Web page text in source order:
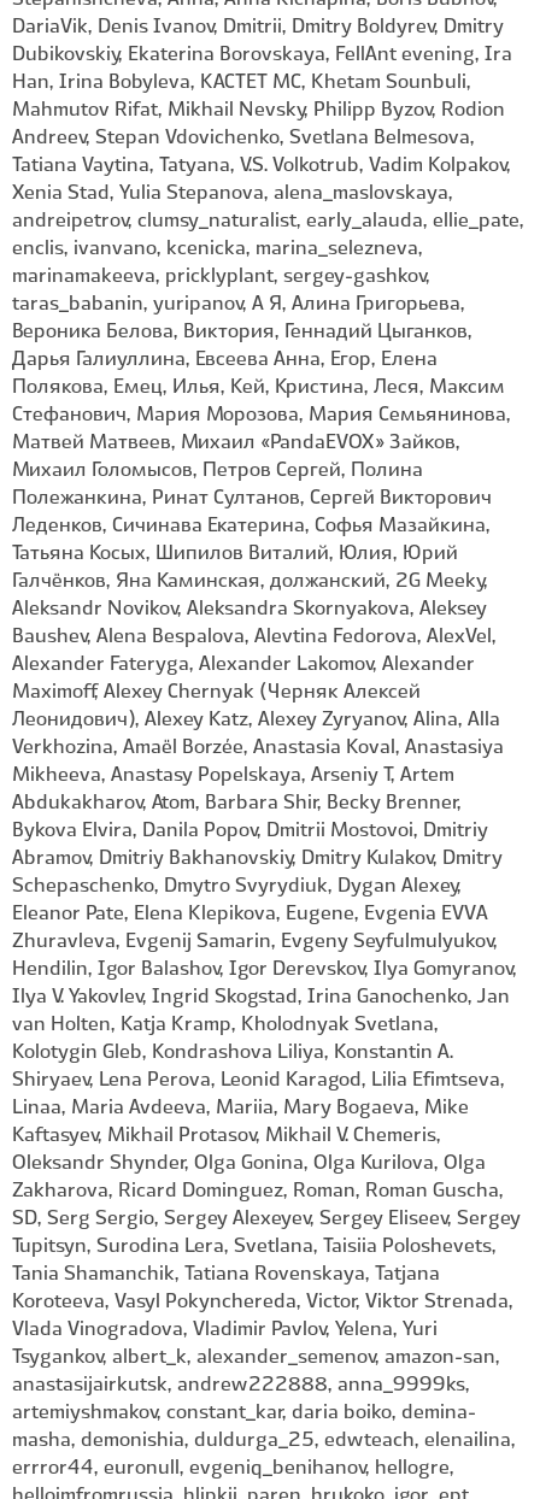
DariaVik, Denis Ivanov, Dmitrii, Dmitry Boldyrev, Dmitry
Dubikovskiy, Ekaterina Borovskaya, FellAnt evening, Ira
Han, Irina Bobyleva, KACTET MC, Khetam Sounbuli,
Mahmutov Rifat, Mikhail Nevsky, Philipp Byzov, Rodion
Andreev, Stepan Vdovichenko, Svetlana Belmesova,
Tatiana Vaytina, Tatyana, V.S. Volkotrub, Vadim Kolpakov,
Xenia Stad, Yulia Stepanova, alena_maslovskaya,
andreipetrov, clumsy_naturalist, early_alauda, ellie_pate,
enclis, ivanvano, kcenicka, marina_selezneva,
marinamakeeva, pricklyplant, sergey-gashkov,
taras_babanin, yuripanov, А Я, Алина Григорьева,
Вероника Белова, Виктория, Геннадий Цыганков,
Дарья Галиуллина, Евсеева Анна, Егор, Елена
Полякова, Емец, Илья, Кей, Кристина, Леся, Максим
Стефанович, Мария Морозова, Мария Семьянинова,
Матвей Матвеев, Михаил «PandaEVOX» Зайков,
Михаил Голомысов, Петров Сергей, Полина
Полежанкина, Ринат Султанов, Сергей Викторович
Леденков, Сичинава Екатерина, Софья Мазайкина,
Татьяна Косых, Шипилов Виталий, Юлия, Юрий
Галчёнков, Яна Каминская, должанский, 2G Meeky,
Aleksandr Novikov, Aleksandra Skornyakova, Aleksey
Baushev, Alena Bespalova, Alevtina Fedorova, AlexVel,
Alexander Fateryga, Alexander Lakomov, Alexander
Maximoff, Alexey Chernyak (Черняк Алексей
Леонидович), Alexey Katz, Alexey Zyryanov, Alina, Alla
Verkhozina, Amaël Borzée, Anastasia Koval, Anastasiya
Mikheeva, Anastasy Popelskaya, Arseniy T, Artem
Abdukakharov, Atom, Barbara Shir, Becky Brenner,
Bykova Elvira, Danila Popov, Dmitrii Mostovoi, Dmitriy
Abramov, Dmitriy Bakhanovskiy, Dmitry Kulakov, Dmitry
Schepaschenko, Dmytro Svyrydiuk, Dygan Alexey,
Eleanor Pate, Elena Klepikova, Eugene, Evgenia EVVA
Zhuravleva, Evgenij Samarin, Evgeny Seyfulmulyukov,
Hendilin, Igor Balashov, Igor Derevskov, Ilya Gomyranov,
Ilya V. Yakovlev, Ingrid Skogstad, Irina Ganochenko, Jan
van Holten, Katja Kramp, Kholodnyak Svetlana,
Kolotygin Gleb, Kondrashova Liliya, Konstantin A.
Shiryaev, Lena Perova, Leonid Karagod, Lilia Efimtseva,
Linaa, Maria Avdeeva, Mariia, Mary Bogaeva, Mike
Kaftasyev, Mikhail Protasov, Mikhail V. Chemeris,
Oleksandr Shynder, Olga Gonina, Olga Kurilova, Olga
Zakharova, Ricard Dominguez, Roman, Roman Guscha,
SD, Serg Sergio, Sergey Alexeyev, Sergey Eliseev, Sergey
Tupitsyn, Surodina Lera, Svetlana, Taisiia Poloshevets,
Tania Shamanchik, Tatiana Rovenskaya, Tatjana
Koroteeva, Vasyl Pokynchereda, Victor, Viktor Strenada,
Vlada Vinogradova, Vladimir Pavlov, Yelena, Yuri
Tsygankov, albert_k, alexander_semenov, amazon-san,
anastasijairkutsk, andrew222888, anna_9999ks,
artemiyshmakov, constant_kar, daria boiko, demina-
masha, demonishia, duldurga_25, edwteach, elenailina,
errror44, euronull, evgeniq_benihanov, hellogre,